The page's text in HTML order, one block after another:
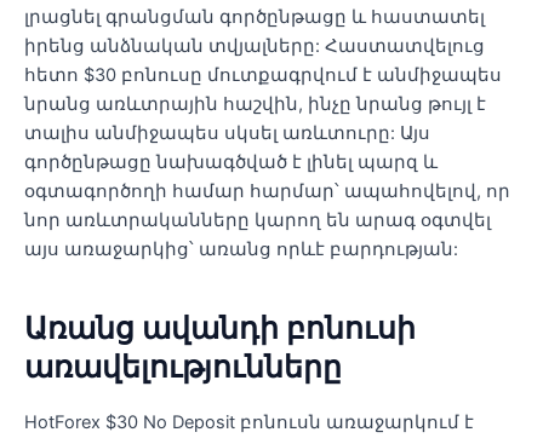
լրացնել գրանցման գործընթացը և հաստատել
իրենց անձնական տվյալները: Հաստատվելուց
հետո $30 բոնուսը մուտքագրվում է անմիջապես
նրանց առևտրային հաշվին, ինչը նրանց թույլ է
տալիս անմիջապես սկսել առևտուրը: Այս
գործընթացը նախագծված է լինել պարզ և
օգտագործողի համար հարմար՝ ապահովելով, որ
նոր առևտրականները կարող են արագ օգտվել
այս առաջարկից՝ առանց որևէ բարդության:
Առանց ավանդի բոնուսի
առավելությունները
HotForex $30 No Deposit բոնուսն առաջարկում է